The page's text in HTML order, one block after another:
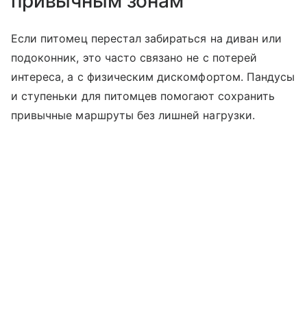
Если питомец перестал забираться на диван или
подоконник, это часто связано не с потерей
интереса, а с физическим дискомфортом. Пандусы
и ступеньки для питомцев помогают сохранить
привычные маршруты без лишней нагрузки.